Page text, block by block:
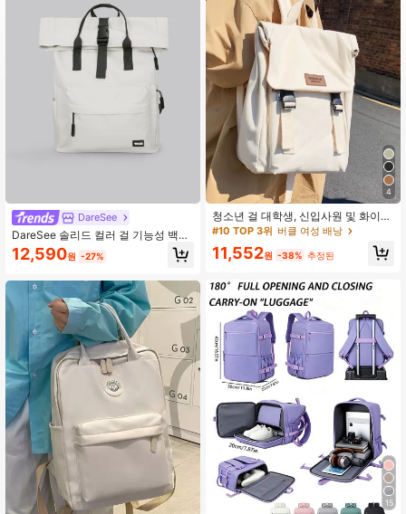
4.87 899 팔로워
4.87 899 팔로워
4.87 899 팔로워
4.87 899 팔로워
4.87 899 팔로워
DareSee
DareSee 솔리드 컬러 걸 기능성 백팩,
출퇴근 및 여행에 적합; 솔리드 컬러
걸 심플 데일리 기능성 백팩; 솔리드
타일 블랙 백팩, 학용품, 학교 백팩, 학
교 가방, 학교용 백팩, 개학 백팩, 학교
책가방, 큰 백팩, 학교 백팩, 개학 가방,
대용량, 방수, 노트북 수납칸, 경량, 휴
대용, 접이식, 클래식 캐주얼, 틴걸 걸
대학생에게 적합, 개학, 개학 첫날, 중
학교, 고등학교 개학에 완벽
12,590원 -27%
4
청소년 걸 대학생, 신입사원 및 화이트
칼라 근로자를 위한 가벼운 비즈니스
학교에 적합, 대용량, 노트북 수납공
생, 초등학교, 중학교, 고등학교 학생,
방수, 클래식 캐주얼, 학생, 선생님을
위한 완벽한 학용품
#10 TOP 3위 버클 여성 배낭
11,552원 -38% 추정된
15